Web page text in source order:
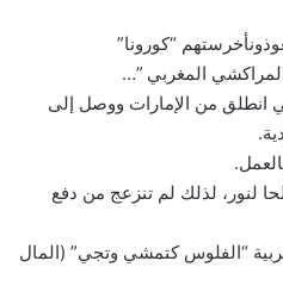
“كورونا”
المراكشي المغربي ”…
انطلق من الإمارات ووصل إلى
لنور، لذلك لم تنزعج من دفع
“الفلوس كتمشي وتجي” (المال